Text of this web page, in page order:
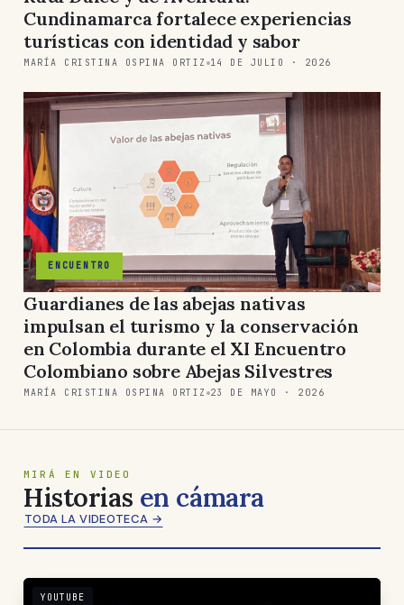
Cundinamarca fortalece experiencias
turísticas con identidad y sabor
MARÍA CRISTINA OSPINA ORTIZ 14 DE JULIO · 2026
ENCUENTRO
Guardianes de las abejas nativas
impulsan el turismo y la conservación
en Colombia durante el XI Encuentro
Colombiano sobre Abejas Silvestres
MARÍA CRISTINA OSPINA ORTIZ 23 DE MAYO · 2026
MIRÁ EN VIDEO
Historias en cámara
TODA LA VIDEOTECA →
YOUTUBE